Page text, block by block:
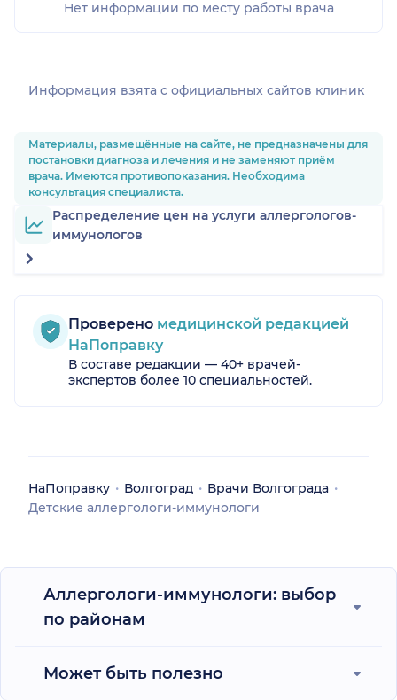
Нет информации по месту работы врача
Информация взята c официальных сайтов клиник
Материалы, размещённые на сайте, не предназначены для
постановки диагноза и лечения и не заменяют приём
врача. Имеются противопоказания. Необходима
консультация специалиста.
Распределение цен на услуги аллергологов-
иммунологов
Проверено медицинской редакцией
НаПоправку
В составе редакции — 40+ врачей-
экспертов более 10 специальностей.
НаПоправку Волгоград
Врачи Волгограда
Детские аллергологи-иммунологи
Аллергологи-иммунологи: выбор
по районам
Может быть полезно